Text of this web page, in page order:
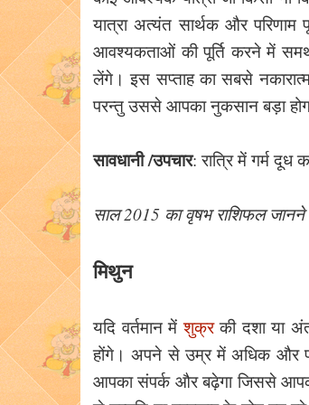
यात्रा अत्यंत सार्थक और परिणाम
आवश्यकताओं की पूर्ति करने में
लेंगे। इस सप्ताह का सबसे
परन्तु उससे आपका नुकसान बड़ा
सावधानी /उपचार: रात्रि में गर्म
साल 2015 का वृषभ राशिफल
मिथुन
यदि वर्तमान मेंशुक्रकी दशा या
होंगे। अपने से उम्र में अधिक और
आपका संपर्क और बढ़ेगा जिससे